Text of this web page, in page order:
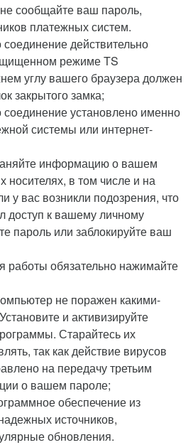
сообщайте ваш пароль,
платежных систем.
действительно
режиме TS
углу вашего браузера должен
закрытого замка;
соединение установлено именно
системы или интернет-
информацию о вашем
носителях, в том числе и на
у вас возникли подозрения, что
доступ к вашему личному
пароль или заблокируйте ваш
работы обязательно нажимайте
не поражен какими-
и активизируйте
Старайтесь их
так как действие вирусов
на передачу третьим
о вашем пароле;
обеспечение из
источников,
обновления.